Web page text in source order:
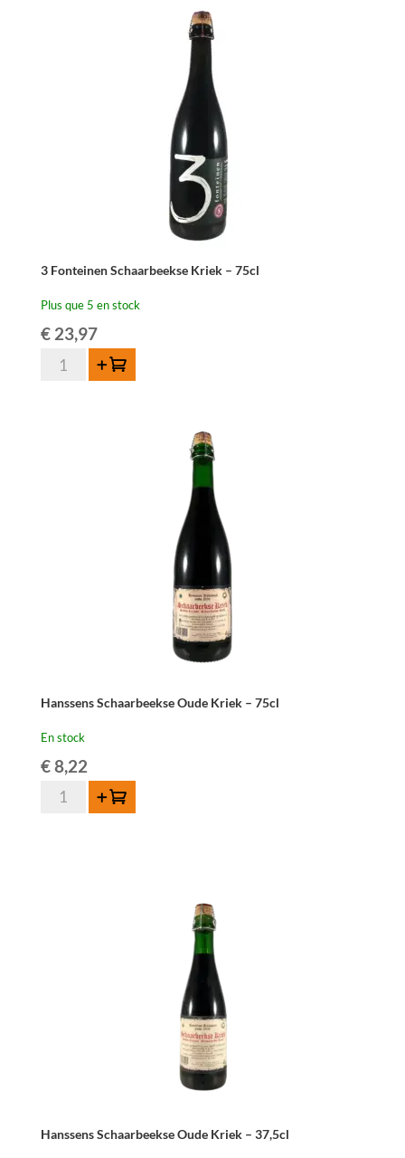
3 Fonteinen Schaarbeekse Kriek – 75cl
Plus que 5 en stock
€23,97
quantité
Ajouter au panier
Hanssens Schaarbeekse Oude Kriek – 75cl
En stock
€8,22
quantité
Ajouter au panier
Hanssens Schaarbeekse Oude Kriek – 37,5cl